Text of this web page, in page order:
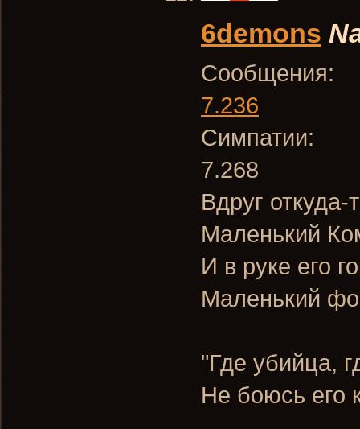
6demons
Сообщения:
7.236
Симпатии:
7.268
Вдруг откуда-
Маленький
И в руке его
Маленький
"Где убийца,
Не боюсь его